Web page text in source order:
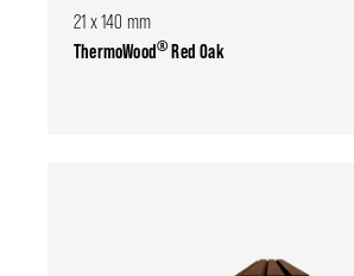
21 x 140 mm
ThermoWood®Red Oak